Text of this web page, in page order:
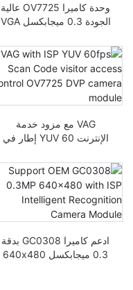
وحدة كاميرا OV7725 عالية
الجودة 0.3 ميجابكسل VGA
خدمة الإنترنت في الإضاءة
المنخفضة DVP للتعرف
على الوجه
VAG مع مزود خدمة
الإنترنت YUV 60 إطار في
وحدة التحكم في وصول
الزوار OV7725 DVP
ادعم كاميرا GC0308 بدقة
0.3 ميجابكسل 640x480